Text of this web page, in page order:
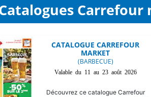
Carrefour
CATALOGUE CARREFOUR
MARKET
(BARBECUE)
Valable du 11 au 23 août 2026
Découvrez ce catalogue Carrefour